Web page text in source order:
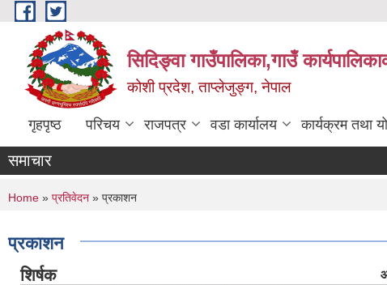
Skip to main content
सिदिङ्वा गाउँपालिका,गाउँ
कोशी प्रदेश, ताप्लेजुङ्ग, नेपाल
गृहपृष्ठ परिचय राजपत्र वडा कार्यालय कार्यक्रम तथा
समाचार
You are here
Home » प्रतिवेदन » प्रकाशन
प्रकाशन
शिर्षक